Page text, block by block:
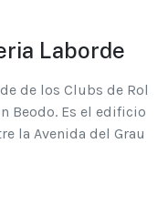
Laborde
de los Clubs de Rol
Beodo. Es el edificio
la Avenida del Grau